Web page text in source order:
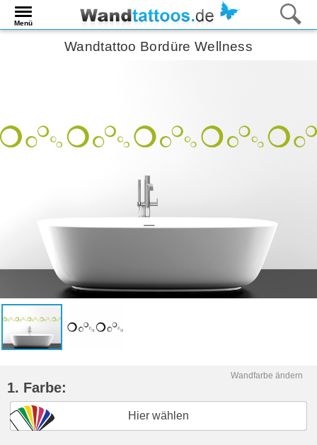
Menü
Wandtattoo Bordüre Wellness
Wandfarbe ändern
1. Farbe:
Hier wählen